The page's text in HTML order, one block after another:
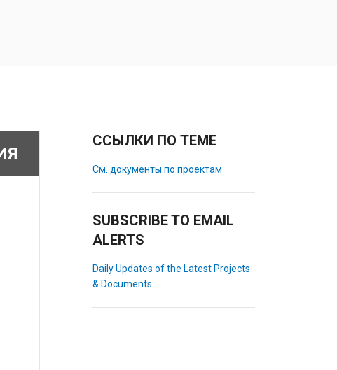
ССЫЛКИ ПО ТЕМЕ
См. документы по проектам
SUBSCRIBE TO EMAIL
ALERTS
Daily Updates of the Latest Projects
& Documents